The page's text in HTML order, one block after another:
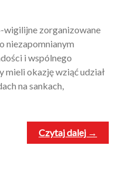
wigilijne zorganizowane
niezapomnianym
i wspólnego
mieli okazję wziąć udział
na sankach,
Czytaj dalej →